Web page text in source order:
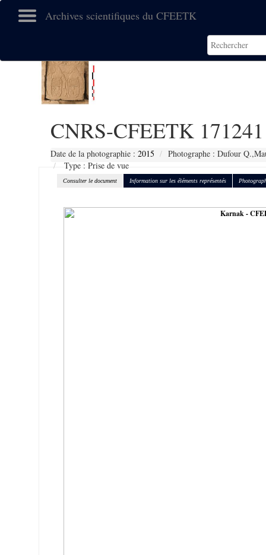
Archives scientifiques du CFEETK
CNRS-CFEETK 171241
Date de la photographie : 2015
Photographe : Dufour
Type : Prise de vue
Consulter le document Information sur les éléments représentés